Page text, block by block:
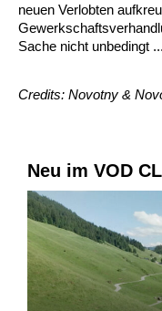
neuen Verlobten
Sache nicht unbedingt ...
Credits: Novotny &
Neu im VOD